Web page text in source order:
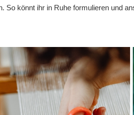
könnt ihr in Ruhe formulieren und